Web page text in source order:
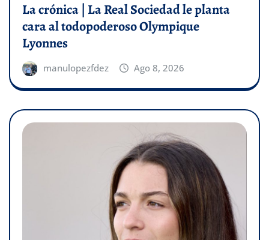
La crónica | La Real Sociedad le planta
cara al todopoderoso Olympique
Lyonnes
manulopezfdez Ago 8, 2026